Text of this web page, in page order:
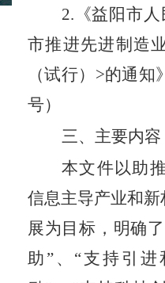
2.《益阳市
市推进先进制造
（试行）>的通
号）
三、 主要内容
本文件以助
信息主导产业和
展为目标，明确了
助”、“支持引